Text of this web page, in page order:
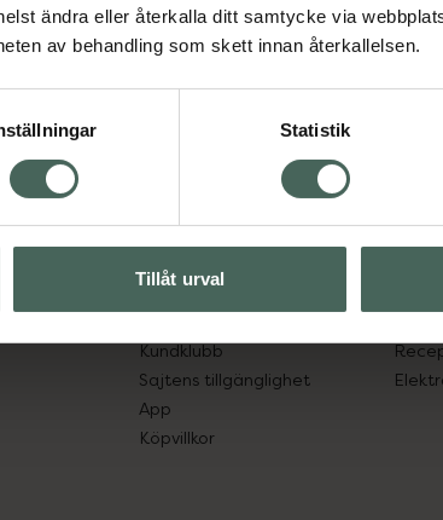
ändra eller återkalla ditt samtycke via
av behandling som skett innan återkallelsen.
Statistik
Tillåt urval
Aktuella erbjudanden
Handla tryggt
Kundklubb
Sajtens tillgänglighet
App
Köpvillkor
Om